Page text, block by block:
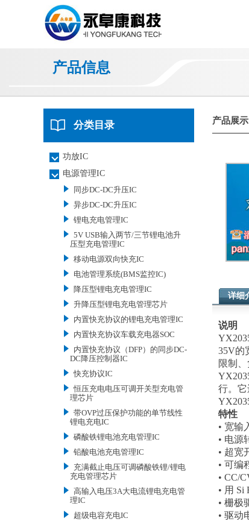
产品信息
分类目录
功放IC
电源管理IC
同步DC-DC升压IC
异步DC-DC升压IC
锂电充电管理IC
5V USB输入两节/三节锂电池升
压型充电管理IC
移动电源双向快充IC
电池管理系统(BMS监控IC)
降压型锂电充电管理IC
升降压型锂电充电管理芯片
内置快充协议的锂电充电管理IC
内置快充协议车载充电器SOC
内置快充协议（DFP）的同步DC-
DC降压控制器IC
快充协议IC
恒压充电电压可调开关型充电管
理芯片
带OVP过压保护功能的单节线性
锂电充电IC
磷酸铁锂电池充电管理IC
铅酸电池充电管理IC
充满截止电压可调磷酸铁锂/锂电
充电管理芯片
高输入电压3A大电流锂电充电管
理IC
超级电容充电IC
产品展示
详细
说明
35V的
限制
行。
特性
• 宽输
• 电源
• 超宽
• 可编
• CC/
• 用 Si
• 栅极
• 驱动